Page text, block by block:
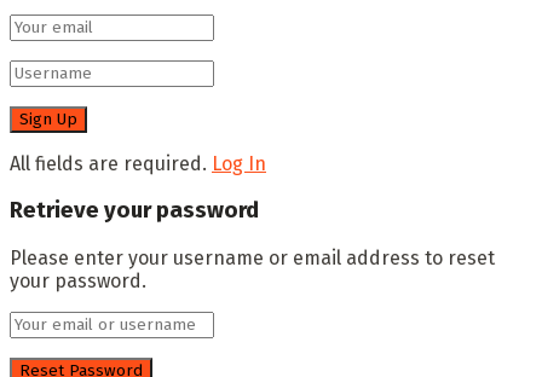
All fields are required. Log In
Retrieve your password
Please enter your username or email address to reset
your password.